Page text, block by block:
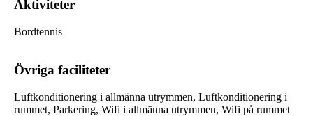
Aktiviteter
Bordtennis
Övriga faciliteter
Luftkonditionering i allmänna utrymmen, Luftkonditionering i
rummet, Parkering, Wifi i allmänna utrymmen, Wifi på rummet